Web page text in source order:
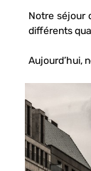
Notre séjour
différents
Aujourd’hui,